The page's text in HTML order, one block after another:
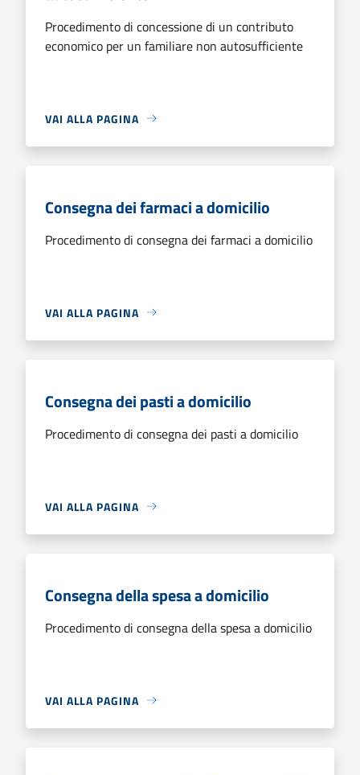
Procedimento di concessione di un contributo
economico per un familiare non autosufficiente
VAI ALLA PAGINA
Consegna dei farmaci a domicilio
Procedimento di consegna dei farmaci a domicilio
VAI ALLA PAGINA
Consegna dei pasti a domicilio
Procedimento di consegna dei pasti a domicilio
VAI ALLA PAGINA
Consegna della spesa a domicilio
Procedimento di consegna della spesa a domicilio
VAI ALLA PAGINA